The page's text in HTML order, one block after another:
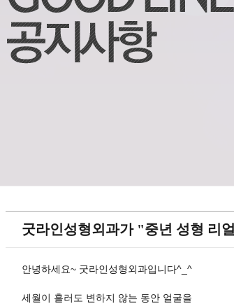
굿라인성형외과가 "중년 성형 리
안녕하세요~ 굿라인성형외과입니다^_^
세월이 흘러도 변하지 않는 동안 얼굴을